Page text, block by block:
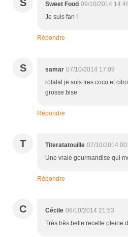
S Sweet Food 09/10/2014
Je suis fan !
Répondre
S samar 07/10/2014 17:09
rolalal je suis tres coco et
grosse bise
Répondre
T Titeratatouille 07/10/2014
Une vraie gourmandise qui
Répondre
C Cécile 06/10/2014 21:53
Très très belle recette pleine